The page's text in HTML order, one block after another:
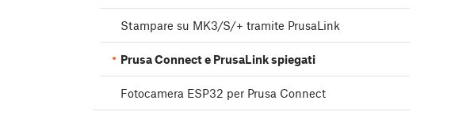
Stampare su MK3/S/+ tramite PrusaLink
Prusa Connect e PrusaLink spiegati
Fotocamera ESP32 per Prusa Connect